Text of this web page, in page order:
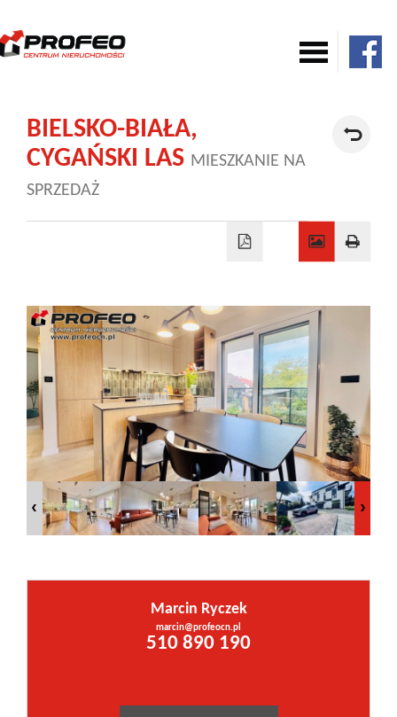
Komercja
Nowe
Inwestycje
PROMOCJE
BIELSKO-BIAŁA,
CYGAŃSKI LAS MIESZKANIE NA
SPRZEDAŻ
Marcin Ryczek
marcin@profeocn.pl
510 890 190